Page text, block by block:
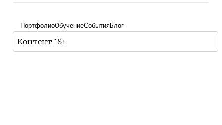
ПортфолиоОбучениеСобытияБлог
Контент 18+